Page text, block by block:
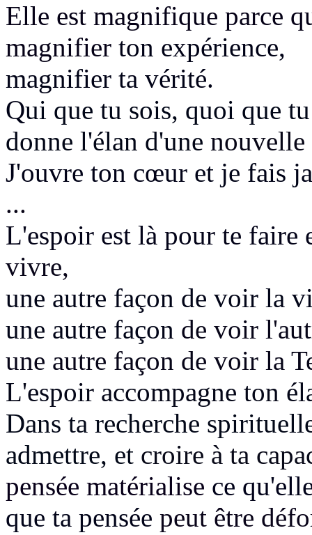
Elle est magnifique parce
magnifier ton expérience,
magnifier ta vérité.
Qui que tu sois, quoi que
donne l'élan d'une nouvelle
J'ouvre ton cœur et je fais
...
L'espoir est là pour te
vivre,
une autre façon de voir la
une autre façon de voir
une autre façon de voir la
L'espoir accompagne ton
Dans ta recherche
admettre, et croire à ta
pensée matérialise ce
que ta pensée peut être